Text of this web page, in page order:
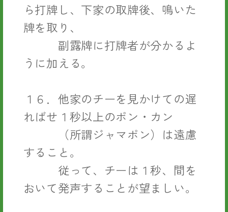
ら打牌し、下家の取牌後、鳴いた
牌を取り、
副露牌に打牌者が分かるよ
うに加える。
１６．他家のチーを見かけての遅
ればせ１秒以上のポン・カン
（所謂ジャマポン）は遠慮
すること。
従って、チーは１秒、間を
おいて発声することが望ましい。